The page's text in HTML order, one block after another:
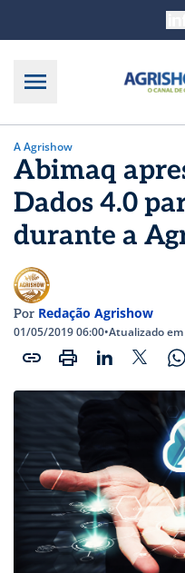
A Agrishow
Abimaq
Dados 4.0
durante a
Por Redação Agrishow
01/05/2019 06:00•Atualizado